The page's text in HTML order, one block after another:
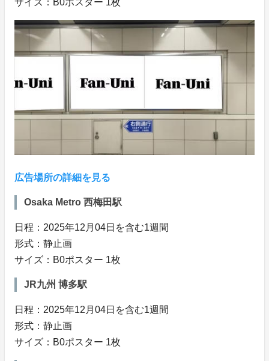
サイズ：B0ポスター 1枚
広告場所の詳細を見る
Osaka Metro 西梅田駅
日程：2025年12月04日を含む1週間
形式：静止画
サイズ：B0ポスター 1枚
JR九州 博多駅
日程：2025年12月04日を含む1週間
形式：静止画
サイズ：B0ポスター 1枚